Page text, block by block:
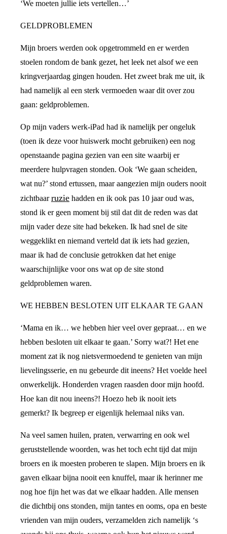
‘We moeten jullie iets vertellen…’
GELDPROBLEMEN
Mijn broers werden ook opgetrommeld en er werden
stoelen rondom de bank gezet, het leek net alsof we een
kringverjaardag gingen houden. Het zweet brak me uit, ik
had namelijk al een sterk vermoeden waar dit over zou
gaan: geldproblemen.
Op mijn vaders werk-iPad had ik namelijk per ongeluk
(toen ik deze voor huiswerk mocht gebruiken) een nog
openstaande pagina gezien van een site waarbij er
meerdere hulpvragen stonden. Ook ‘We gaan scheiden,
wat nu?’ stond ertussen, maar aangezien mijn ouders nooit
zichtbaarruzie hadden en ik ook pas 10 jaar oud was,
stond ik er geen moment bij stil dat dit de reden was dat
mijn vader deze site had bekeken. Ik had snel de site
weggeklikt en niemand verteld dat ik iets had gezien,
maar ik had de conclusie getrokken dat het enige
waarschijnlijke voor ons wat op de site stond
geldproblemen waren.
WE HEBBEN BESLOTEN UIT ELKAAR TE GAAN
‘Mama en ik… we hebben hier veel over gepraat… en we
hebben besloten uit elkaar te gaan.’ Sorry wat?! Het ene
moment zat ik nog nietsvermoedend te genieten van mijn
lievelingsserie, en nu gebeurde dit ineens? Het voelde heel
onwerkelijk. Honderden vragen raasden door mijn hoofd.
Hoe kan dit nou ineens?! Hoezo heb ik nooit iets
gemerkt? Ik begreep er eigenlijk helemaal niks van.
Na veel samen huilen, praten, verwarring en ook wel
geruststellende woorden, was het toch echt tijd dat mijn
broers en ik moesten proberen te slapen. Mijn broers en ik
gaven elkaar bijna nooit een knuffel, maar ik herinner me
nog hoe fijn het was dat we elkaar hadden. Alle mensen
die dichtbij ons stonden, mijn tantes en ooms, opa en beste
vrienden van mijn ouders, verzamelden zich namelijk ‘s